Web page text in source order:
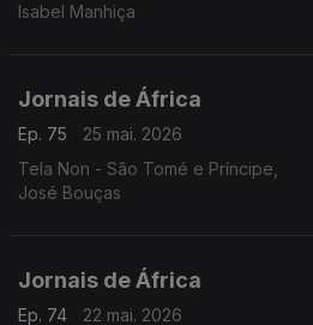
Isabel Manhiça
Jornais de África
Ep. 75
25 mai. 2026
Tela Non - São Tomé e Príncipe,
José Bouças
Jornais de África
Ep. 74
22 mai. 2026